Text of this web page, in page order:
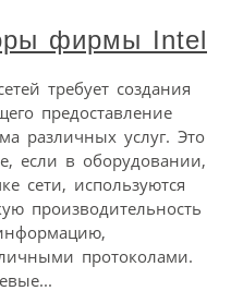
фирмы Intel
требует создания
предоставление
различных услуг. Это
если в оборудовании,
сети, используются
производительность
протоколами.